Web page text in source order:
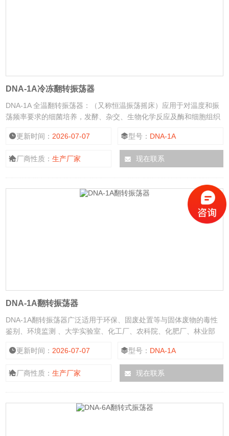
DNA-1A冷冻翻转振荡器
DNA-1A 全温翻转振荡器：（又称恒温振荡摇床）应用于对温度和振
荡频率要求的细菌培养，发酵、杂交、生物化学反应及酶和细胞组织
更新时间： 2026-07-07 型号： DNA-1A
厂商性质：生产厂家 现在联系
DNA-1A翻转振荡器
DNA-1A翻转振荡器广泛适用于环保、固废处置等与固体废物的毒性
鉴别、环境监测 、大学实验室、化工厂、农科院、化肥厂、林业部
更新时间： 2026-07-07 型号： DNA-1A
厂商性质：生产厂家 现在联系